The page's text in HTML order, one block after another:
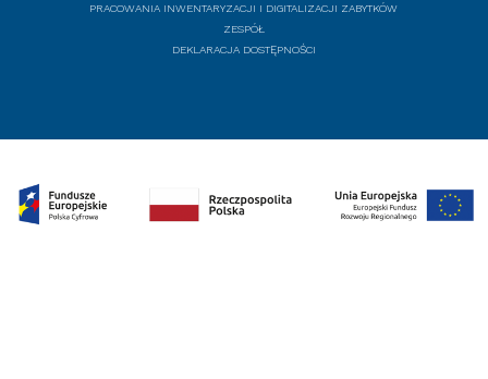
PRACOWANIA INWENTARYZACJI I DIGITALIZACJI ZABYTKÓW
ZESPÓŁ
DEKLARACJA DOSTĘPNOŚCI